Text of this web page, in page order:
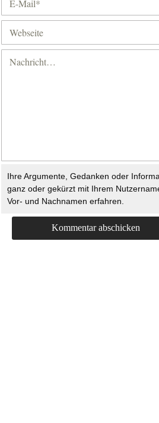
Ihre Argumente, Gedanken oder
ganz oder gekürzt mit Ihrem
Vor- und Nachnamen erfahren.